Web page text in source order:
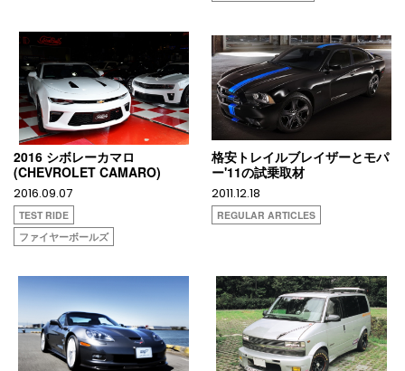
2016 シボレーカマロ
(CHEVROLET CAMARO)
2016.09.07
TEST RIDE
ファイヤーボールズ
格安トレイルブレイザーとモパ
ー'11の試乗取材
2011.12.18
REGULAR ARTICLES